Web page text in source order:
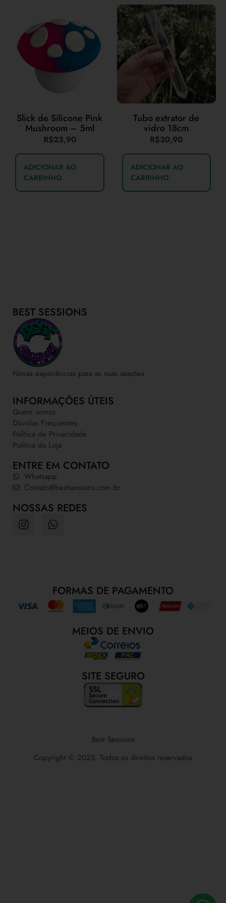
Slick de Silicone Pink
Mushroom – 5ml
R$23,90
ADICIONAR AO
CARRINHO
Tubo extrator de
vidro 18cm
R$30,90
ADICIONAR AO
CARRINHO
BEST SESSIONS
Novas experiências para as suas sessões
INFORMAÇÕES ÚTEIS
Quem somos
Dúvidas Frequentes
Política de Privacidade
Política da Loja
ENTRE EM CONTATO
Whatsapp
Contato@bestsessions.com.br
NOSSAS REDES
FORMAS DE PAGAMENTO
MEIOS DE ENVIO
SITE SEGURO
Best Sessions
Copyright © 2025. Todos os direitos reservados